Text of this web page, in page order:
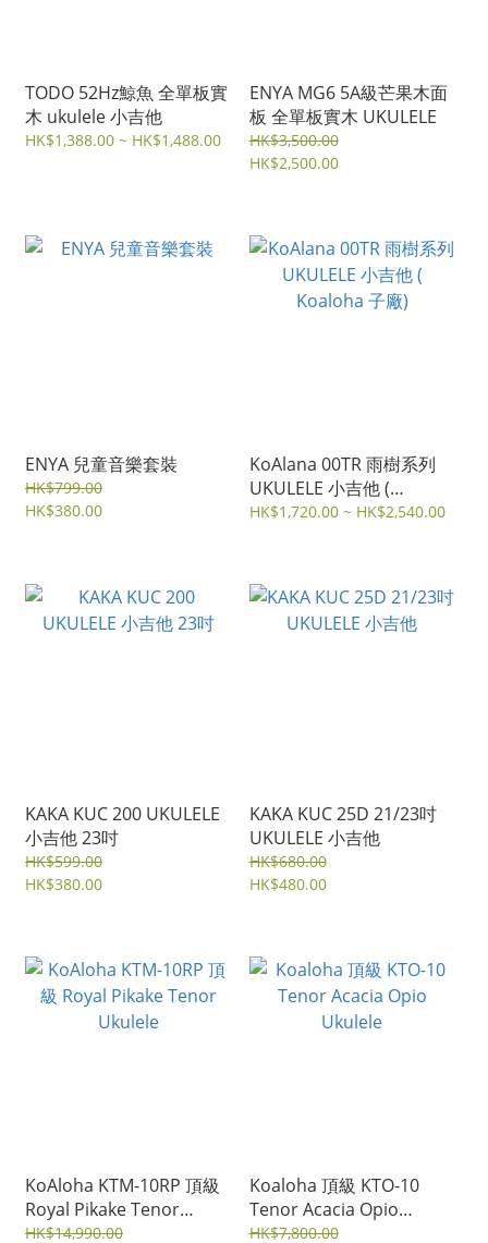
TODO 52Hz鯨魚 全單板實
木 ukulele 小吉他
HK$1,388.00 ~ HK$1,488.00
ENYA MG6 5A級芒果木面
板 全單板實木 UKULELE
HK$3,500.00
HK$2,500.00
ENYA 兒童音樂套裝
HK$799.00
HK$380.00
KoAlana 00TR 雨樹系列
UKULELE 小吉他 (
Koaloha 子廠)
HK$1,720.00 ~ HK$2,540.00
KAKA KUC 200 UKULELE
小吉他 23吋
HK$599.00
HK$380.00
KAKA KUC 25D 21/23吋
UKULELE 小吉他
HK$680.00
HK$480.00
KoAloha KTM-10RP 頂級
Royal Pikake Tenor
Ukulele
HK$14,990.00
Koaloha 頂級 KTO-10
Tenor Acacia Opio
Ukulele
HK$7,800.00